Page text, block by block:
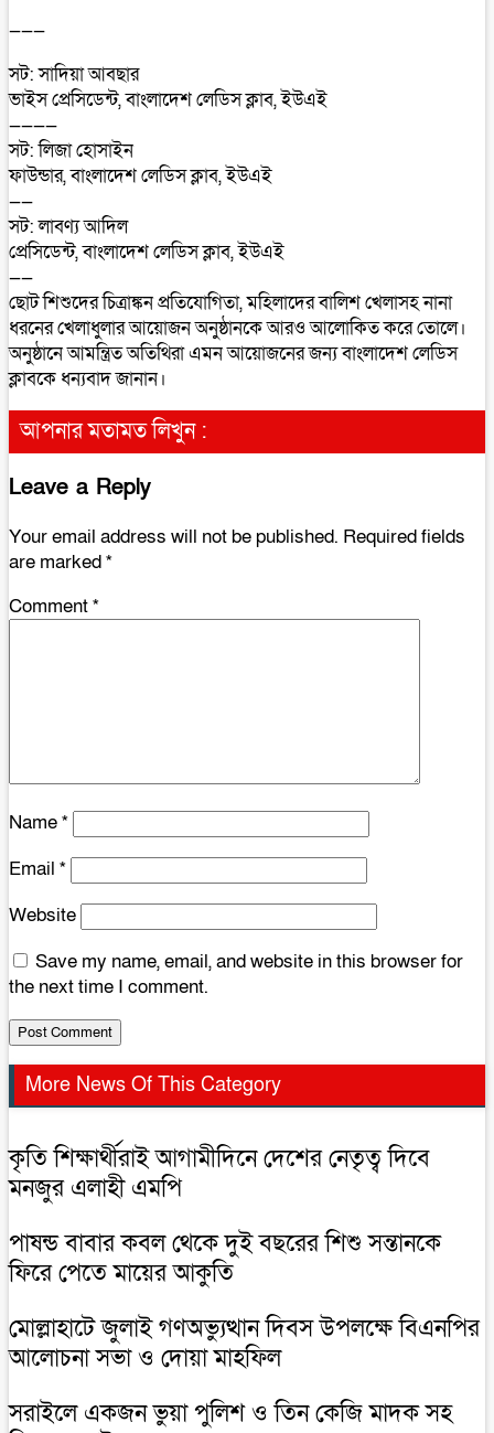
———
সট: সাদিয়া আবছার
ভাইস প্রেসিডেন্ট, বাংলাদেশ লেডিস ক্লাব, ইউএই
————
সট: লিজা হোসাইন
ফাউন্ডার, বাংলাদেশ লেডিস ক্লাব, ইউএই
——
সট: লাবণ্য আদিল
প্রেসিডেন্ট, বাংলাদেশ লেডিস ক্লাব, ইউএই
——
ছোট শিশুদের চিত্রাঙ্কন প্রতিযোগিতা, মহিলাদের বালিশ খেলাসহ নানা
ধরনের খেলাধুলার আয়োজন অনুষ্ঠানকে আরও আলোকিত করে তোলে।
অনুষ্ঠানে আমন্ত্রিত অতিথিরা এমন আয়োজনের জন্য বাংলাদেশ লেডিস
ক্লাবকে ধন্যবাদ জানান।
আপনার মতামত লিখুন :
Leave a Reply
Your email address will not be published. Required fields
are marked*
Comment*
Name*
Email *
Website
Save my name, email, and website in this browser for
the next time I comment.
More News Of This Category
কৃতি শিক্ষার্থীরাই আগামীদিনে দেশের নেতৃত্ব দিবে
মনজুর এলাহী এমপি
পাষন্ড বাবার কবল থেকে দুই বছরের শিশু সন্তানকে
ফিরে পেতে মায়ের আকুতি
মোল্লাহাটে জুলাই গণঅভ্যুত্থান দিবস উপলক্ষে বিএনপির
আলোচনা সভা ও দোয়া মাহফিল
সরাইলে একজন ভুয়া পুলিশ ও তিন কেজি মাদক সহ